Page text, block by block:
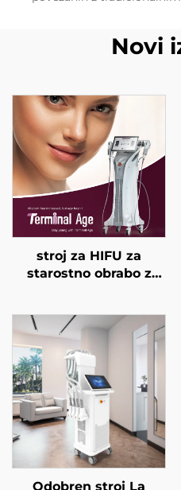
Novi
stroj za HIFU za
starostno obrabo z
frekvencah,
dvigovanje obraza,
napenjanje kože in
modeliranje telesa
Odobren stroj La